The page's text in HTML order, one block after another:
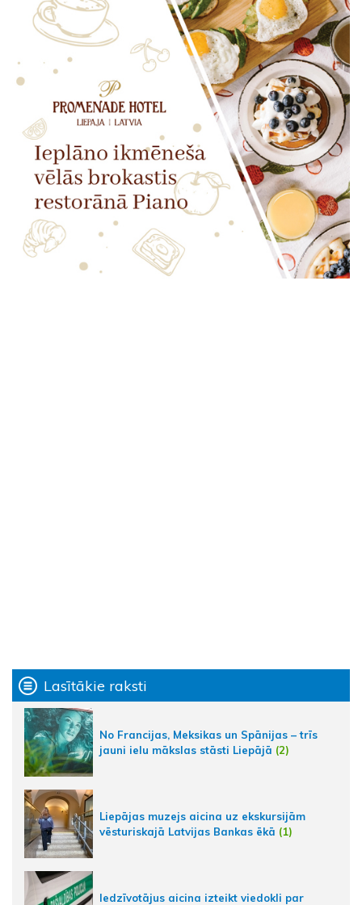
Lasītākie raksti
No Francijas, Meksikas un Spānijas – trīs
jauni ielu mākslas stāsti Liepājā (2)
Liepājas muzejs aicina uz ekskursijām
vēsturiskajā Latvijas Bankas ēkā (1)
Iedzīvotājus aicina izteikt viedokli par